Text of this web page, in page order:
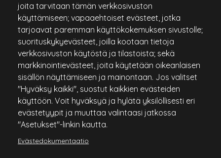
joita tarvitaan tämän verkkosivuston
käyttämiseen; vapaaehtoiset evästeet, jotka
tarjoavat paremman käyttökokemuksen sivustolle;
suorituskykyevästeet, joilla kootaan tietoja
verkkosivuston käytöstä ja tilastoista; sekä
markkinointievästeet, joita käytetään oikeanlaisen
sisällön näyttämiseen ja mainontaan. Jos valitset
"Hyväksy kaikki", suostut kaikkien evästeiden
käyttöön. Voit hyväksyä ja hylätä yksilöllisesti eri
evästetyypit ja muuttaa valintaasi jatkossa
"Asetukset"-linkin kautta.
Evästedokumentaatio
Salo Golf